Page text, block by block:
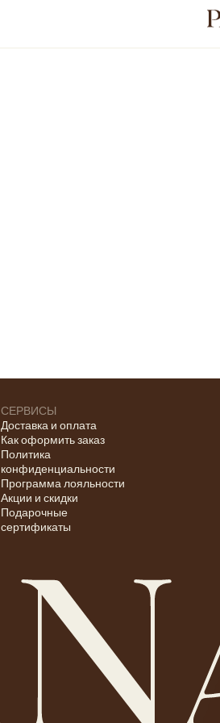
СЕРВИСЫ
Доставка и оплата
Как оформить заказ
Политика
конфиденциальности
Программа лояльности
Акции и скидки
Подарочные
сертификаты